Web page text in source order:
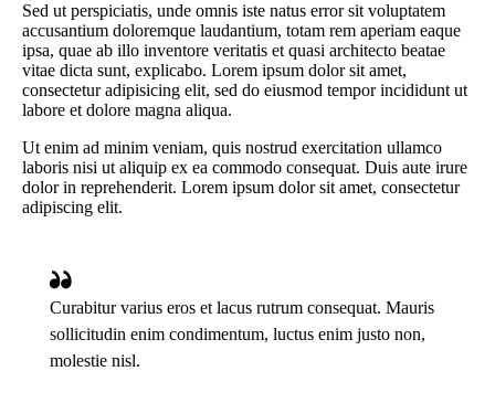
Sed ut perspiciatis, unde omnis iste natus error sit voluptatem
accusantium doloremque laudantium, totam rem aperiam eaque
ipsa, quae ab illo inventore veritatis et quasi architecto beatae
vitae dicta sunt, explicabo. Lorem ipsum dolor sit amet,
consectetur adipisicing elit, sed do eiusmod tempor incididunt ut
labore et dolore magna aliqua.
Ut enim ad minim veniam, quis nostrud exercitation ullamco
laboris nisi ut aliquip ex ea commodo consequat. Duis aute irure
dolor in reprehenderit. Lorem ipsum dolor sit amet, consectetur
adipiscing elit.
Curabitur varius eros et lacus rutrum consequat. Mauris
sollicitudin enim condimentum, luctus enim justo non,
molestie nisl.